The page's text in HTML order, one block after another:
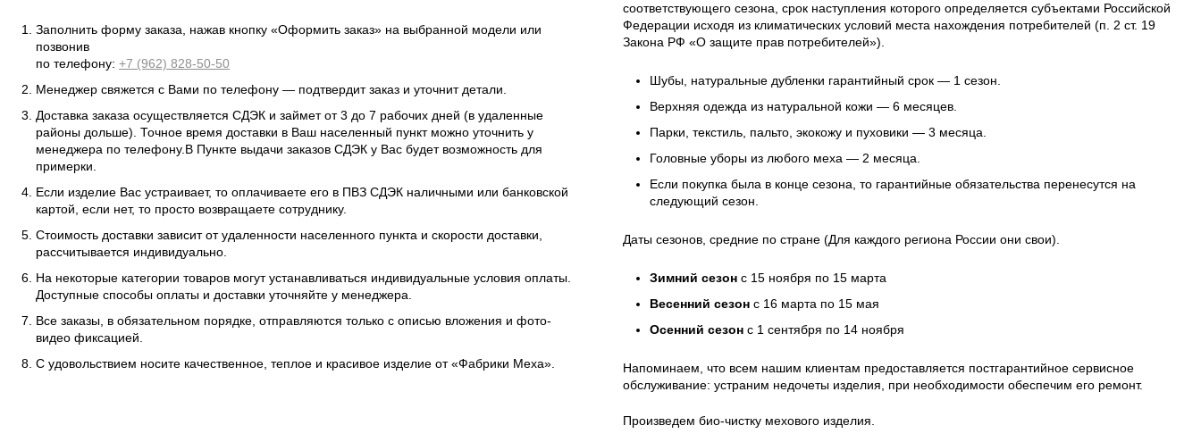
Заполнить форму заказа, нажав кнопку «Оформить заказ» на выбранной модели или
позвонив
по телефону: +7 (962) 828-50-50
Менеджер свяжется с Вами по телефону — подтвердит заказ и уточнит детали.
Доставка заказа осуществляется СДЭК и займет от 3 до 7 рабочих дней (в удаленные
районы дольше). Точное время доставки в Ваш населенный пункт можно уточнить у
менеджера по телефону.В Пункте выдачи заказов СДЭК у Вас будет возможность для
примерки.
Если изделие Вас устраивает, то оплачиваете его в ПВЗ СДЭК наличными или банковской
картой, если нет, то просто возвращаете сотруднику.
Стоимость доставки зависит от удаленности населенного пункта и скорости доставки,
рассчитывается индивидуально.
На некоторые категории товаров могут устанавливаться индивидуальные условия оплаты.
Доступные способы оплаты и доставки уточняйте у менеджера.
Все заказы, в обязательном порядке, отправляются только с описью вложения и фото-
видео фиксацией.
С удовольствием носите качественное, теплое и красивое изделие от «Фабрики Меха».
соответствующего сезона, срок наступления которого определяется субъектами Российской
Федерации исходя из климатических условий места нахождения потребителей (п. 2 ст. 19
Закона РФ «О защите прав потребителей»).
Шубы, натуральные дубленки гарантийный срок — 1 сезон.
Верхняя одежда из натуральной кожи — 6 месяцев.
Парки, текстиль, пальто, экокожу и пуховики — 3 месяца.
Головные уборы из любого меха — 2 месяца.
Если покупка была в конце сезона, то гарантийные обязательства перенесутся на
следующий сезон.
Даты сезонов, средние по стране (Для каждого региона России они свои).
Зимний сезон с 15 ноября по 15 марта
Весенний сезон с 16 марта по 15 мая
Осенний сезон с 1 сентября по 14 ноября
Напоминаем, что всем нашим клиентам предоставляется постгарантийное сервисное
обслуживание: устраним недочеты изделия, при необходимости обеспечим его ремонт.
Произведем био-чистку мехового изделия.